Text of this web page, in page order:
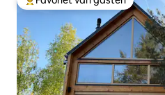
Topfavoriet van gasten